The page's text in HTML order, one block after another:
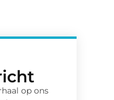
op ons